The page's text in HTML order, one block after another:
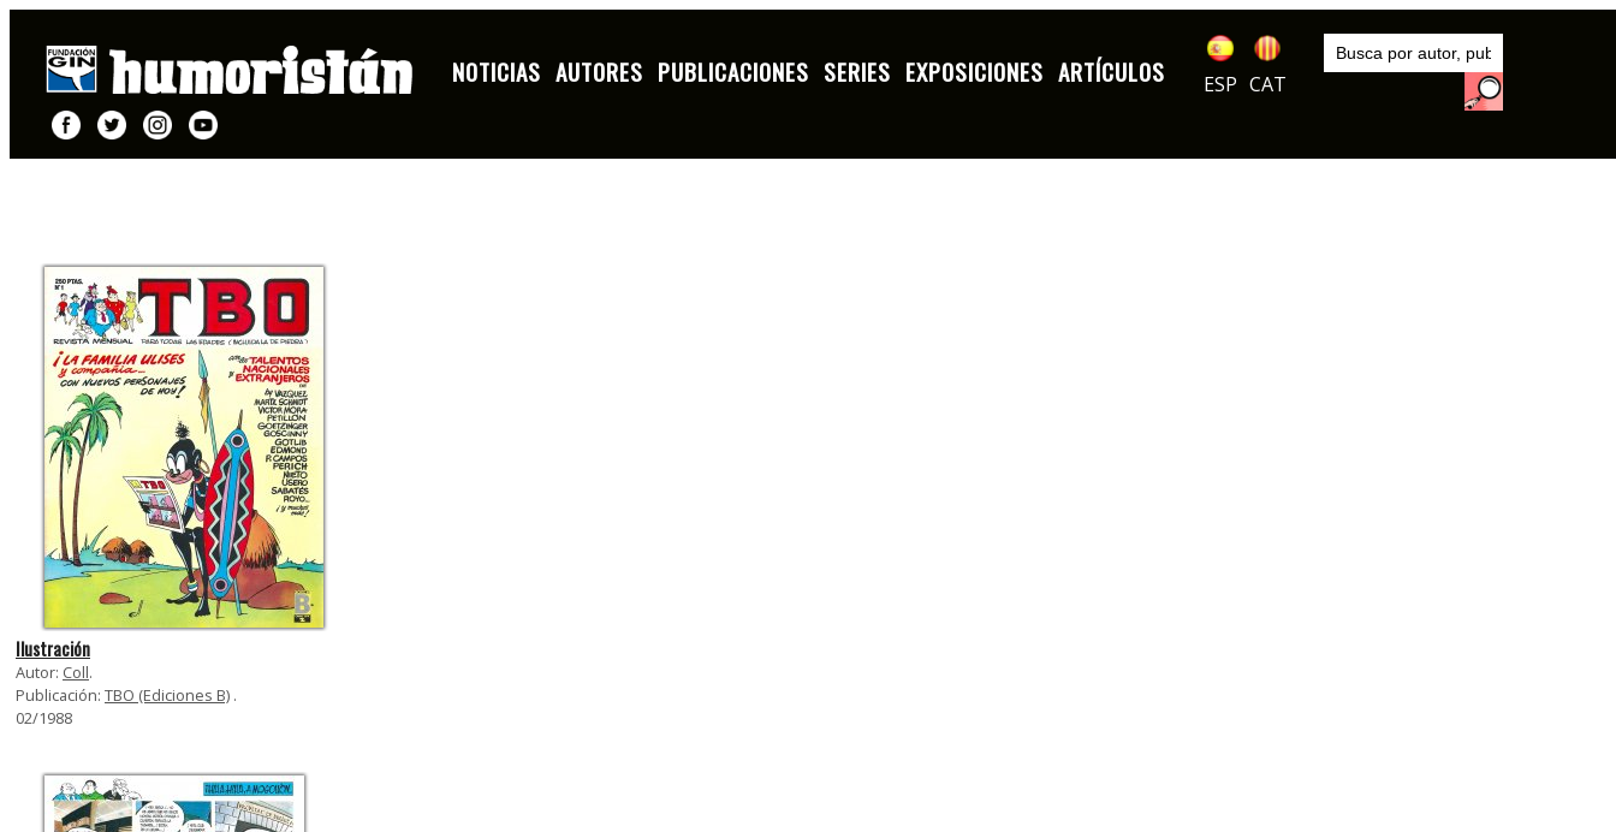
NOTICIAS AUTORES PUBLICACIONES SERIES EXPOSICIONES ARTÍCULOS ESP CAT
Publicaciones
TBO (Ediciones B)
FICHA DIBUJOS
Ilustración
Autor: Coll.
Publicación: TBO (Ediciones B) .
02/1988